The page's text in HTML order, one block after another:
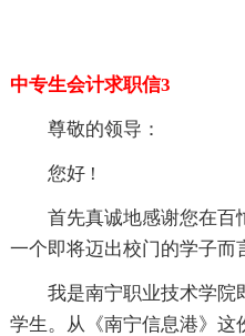
中专生会计求职信3
尊敬的领导：
您好 !
首先真诚地感谢您在百
一个即将迈出校门的学子而
我是南宁职业技术学院
学生。从《南宁信息港》这